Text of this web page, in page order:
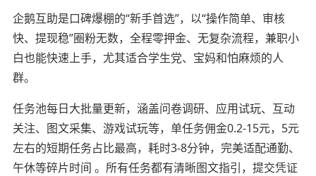
企鹅互助是口碑爆棚的“新手首选”，以“操作简单、审核
快、提现稳”圈粉无数，全程零押金、无复杂流程，兼职小
白也能快速上手，尤其适合学生党、宝妈和怕麻烦的人
群。
任务池每日大批量更新，涵盖问卷调研、应用试玩、互动
关注、图文采集、游戏试玩等，单任务佣金0.2-15元，5元
左右的短期任务占比最高，耗时3-8分钟，完美适配通勤、
午休等碎片时间 。所有任务都有清晰图文指引，提交凭证